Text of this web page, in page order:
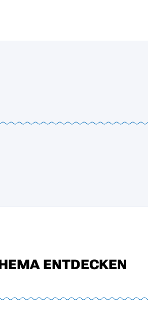
ENTDECKEN